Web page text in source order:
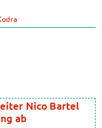
Nico Bartel
ab